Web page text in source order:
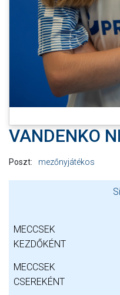
VANDENKO
Poszt: mezőnyjátékos
MECCSEK
KEZDŐKÉNT
MECCSEK
CSEREKÉNT